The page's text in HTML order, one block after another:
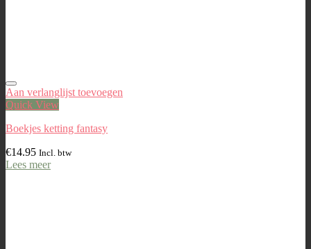
Aan verlanglijst toevoegen
Quick View
Boekjes ketting fantasy
€14.95 Incl. btw
Lees meer